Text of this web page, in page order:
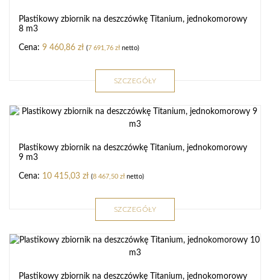
Plastikowy zbiornik na deszczówkę Titanium, jednokomorowy
8 m3
9 460,86 zł (7 691,76 złnetto)
SZCZEGÓŁY
Plastikowy zbiornik na deszczówkę Titanium, jednokomorowy
9 m3
10 415,03 zł (8 467,50 złnetto)
SZCZEGÓŁY
Plastikowy zbiornik na deszczówkę Titanium, jednokomorowy